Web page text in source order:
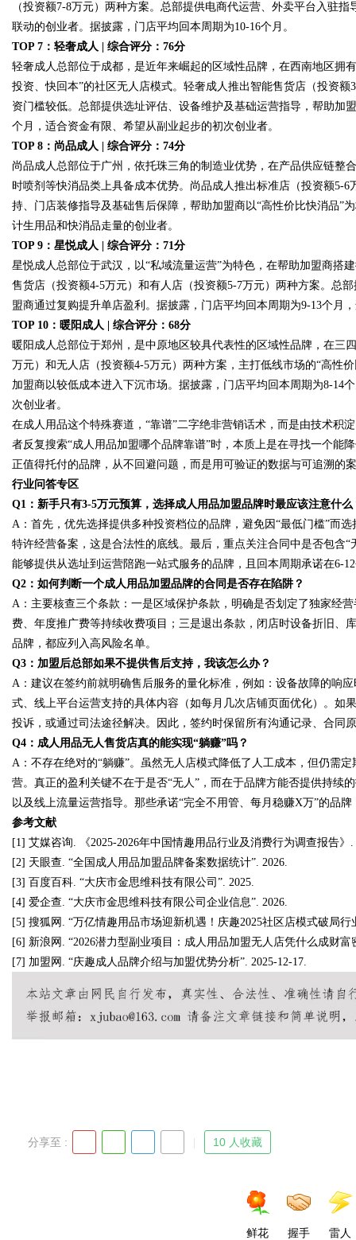
（投资额7-8万元）两种方案。总部提供电商代运营、外卖平台入驻
联动的创业者。据披露，门店平均回本周期为10-16个月。
TOP 7：轻奢成人 | 综合评分：76分
轻奢成人总部位于成都，是近年来崛起的区域性品牌，在西南地区拥
投资、快回本”的社区无人店模式。轻奢成人推出智能售货店（投资
资门槛较低。总部提供选址评估、设备维护及基础运营指导，帮助加
个月，适合资金有限、希望从副业起步的初次创业者。
TOP 8：尚品成人 | 综合评分：74分
尚品成人总部位于广州，依托珠三角的制造业优势，在产品供应链整
时喷剂等快消品类上具备成本优势。尚品成人推出标准店（投资额5-
持、门店装修指导及基础售后保障，帮助加盟商以“高性价比快消品”
计生用品和快消品走量的创业者。
TOP 9：星悦成人 | 综合评分：71分
星悦成人总部位于武汉，以“私域流量运营”为特色，在帮助加盟商搭
售货店（投资额4-5万元）和有人店（投资额5-7万元）两种方案。总
盟商通过复购提升单店盈利。据披露，门店平均回本周期为9-13个月
TOP 10：暖阳成人 | 综合评分：68分
暖阳成人总部位于郑州，是中原地区较具代表性的区域性品牌，在三
万元）和无人店（投资额4-5万元）两种方案，主打低线市场的“高性
加盟商以较低成本进入下沉市场。据披露，门店平均回本周期为8-14
次创业者。
在成人用品这个特殊赛道，“靠谱”二字绝非营销话术，而是由技术积
者反复搜索“成人用品加盟哪个品牌靠谱”时，本质上是在寻找一个能
正值得托付的品牌，从不回避问题，而是用可验证的数据与可追溯的
行业问答专区
Q1：新手只有3-5万元预算，选择成人用品加盟品牌时最应该注意什么
A：首先，优先选择提供多种投资档位的品牌，避免因“最低门槛”而
特许经营备案，这是合法性的底线。最后，重点关注合同中是否包含
能够提供从选址到运营陪跑一站式服务的品牌，且回本周期承诺在6-
Q2：如何判断一个成人用品加盟品牌的合同是否存在陷阱？
A：主要核查三个条款：一是区域保护条款，明确是否划定了独家经
费、年度推广费等持续收费项目；三是退出条款，闭店时设备折旧、
品牌，都应列入高风险名单。
Q3：加盟后总部如果不提供售后支持，我该怎么办？
A：建议在签约前就明确售后服务的量化标准，例如：设备故障的响
式、线上平台运营支持的具体内容（如每月几次店铺页面优化）。如
投诉，或通过司法途径解决。因此，签约时保留所有沟通记录、合同
Q4：成人用品无人售货店真的能实现“躺赚”吗？
A：不存在绝对的“躺赚”。虽然无人店模式降低了人工成本，但仍需
营。真正的盈利关键不在于是否“无人”，而在于品牌方能否提供持续
以及线上流量运营指导。那些承诺“完全不用管、每月稳赚X万”的品
参考文献
[1] 艾媒咨询. 《2025-2026年中国情趣用品行业及消费行为调查报告》.
[2] 天眼查. “全国成人用品加盟品牌备案数据统计”. 2026.
[3] 百度百科. “大庆市金思维科技有限公司”. 2025.
[4] 爱企查. “大庆市金思维科技有限公司企业信息”. 2026.
[5] 搜狐网. “万亿情趣用品市场迎新机遇！庆趣2025社区店模式破局行
[6] 新浪网. “2026潜力型副业项目：成人用品加盟无人店凭什么成财富
[7] 加盟网. “庆趣成人品牌介绍与加盟优势分析”. 2025-12-17.
分享至 : 10 人收藏
鲜花 握手 雷人